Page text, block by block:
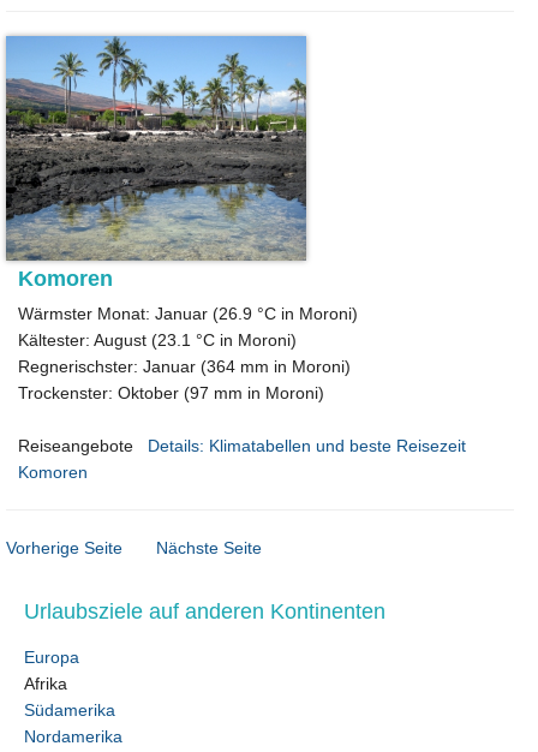
Komoren
Wärmster Monat: Januar (26.9 °C in Moroni)
Kältester: August (23.1 °C in Moroni)
Regnerischster: Januar (364 mm in Moroni)
Trockenster: Oktober (97 mm in Moroni)
Reiseangebote
Details: Klimatabellen und beste Reisezeit
Komoren
Vorherige Seite Nächste Seite
Urlaubsziele auf anderen Kontinenten
Europa
Afrika
Südamerika
Nordamerika